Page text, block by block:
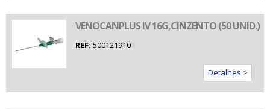
VENOCANPLUS IV 16G,CINZENTO (50 UNID.)
REF: 500121910
Detalhes >